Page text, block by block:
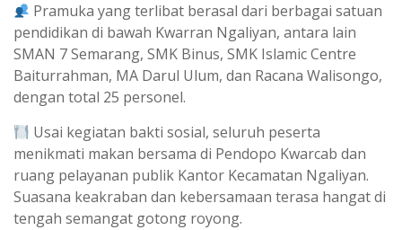
Pramuka yang terlibat berasal dari berbagai satuan
pendidikan di bawah Kwarran Ngaliyan, antara lain
SMAN 7 Semarang, SMK Binus, SMK Islamic Centre
Baiturrahman, MA Darul Ulum, dan Racana Walisongo,
dengan total 25 personel.
Usai kegiatan bakti sosial, seluruh peserta
menikmati makan bersama di Pendopo Kwarcab dan
ruang pelayanan publik Kantor Kecamatan Ngaliyan.
Suasana keakraban dan kebersamaan terasa hangat di
tengah semangat gotong royong.